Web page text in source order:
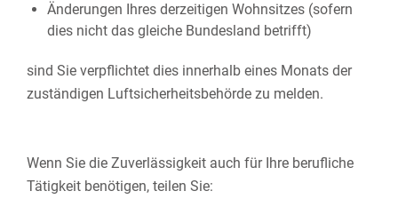
Änderungen Ihres derzeitigen Wohnsitzes (sofern
dies nicht das gleiche Bundesland betrifft)
​​​​​​​sind Sie verpflichtet dies innerhalb eines Monats der
zuständigen Luftsicherheitsbehörde zu melden.
​​​​​​​Wenn Sie die Zuverlässigkeit auch für Ihre berufliche
Tätigkeit benötigen, teilen Sie: